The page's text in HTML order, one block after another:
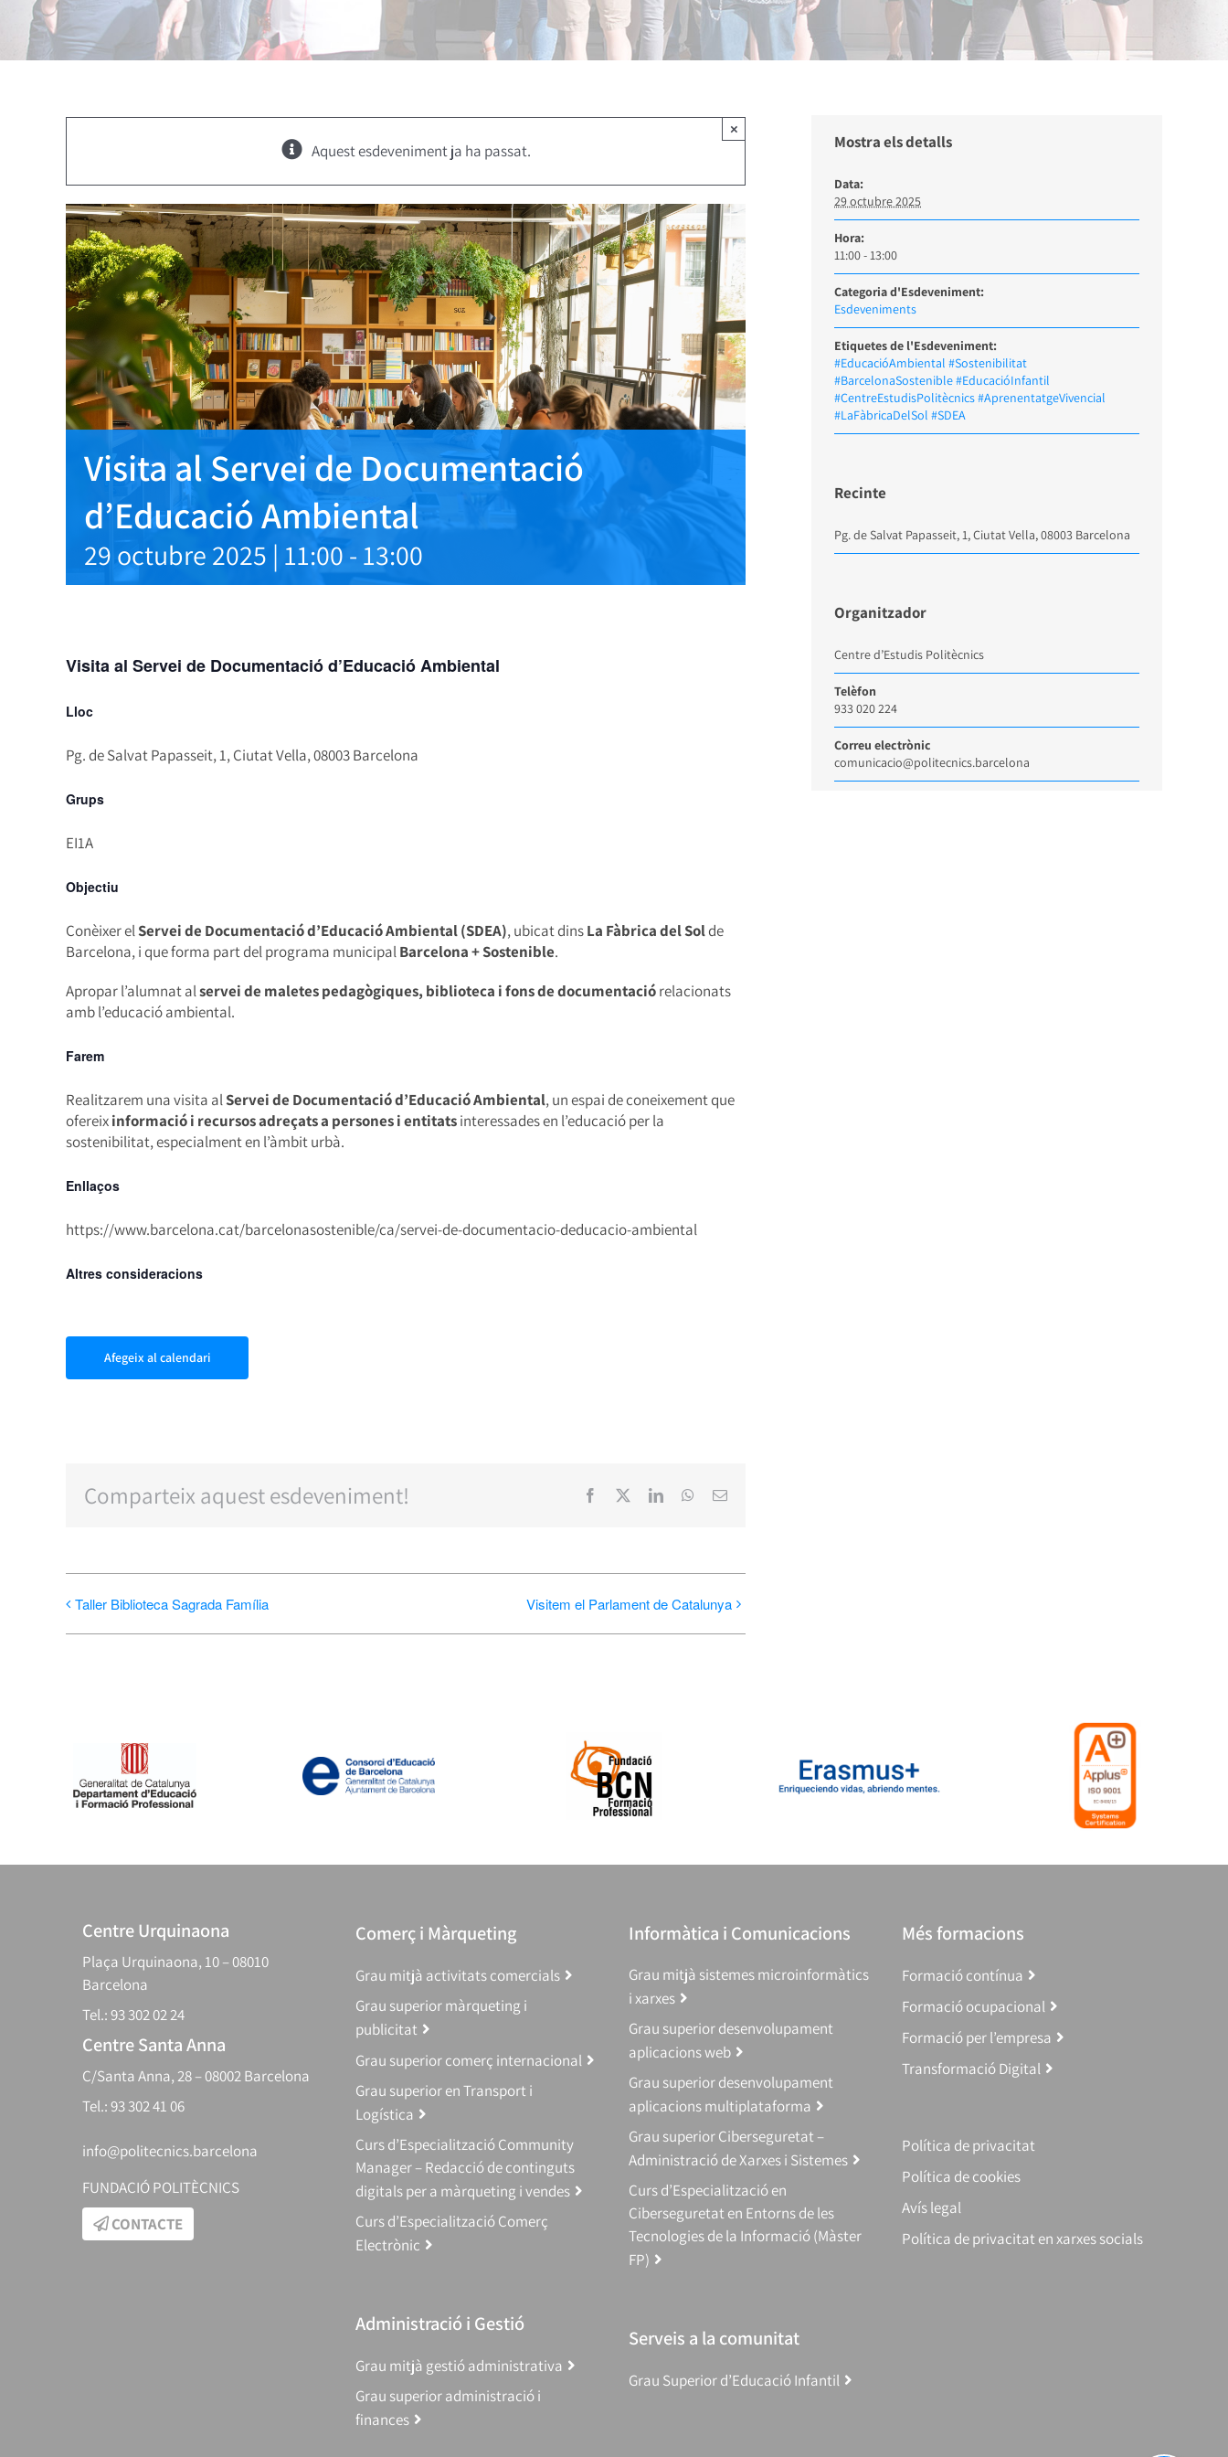
Aquest esdeveniment ja ha passat.
×
Visita al Servei de Documentació
d’Educació Ambiental
29 octubre 2025 | 11:00- 13:00
Visita al Servei de Documentació d’Educació Ambiental
Lloc
Pg. de Salvat Papasseit, 1, Ciutat Vella, 08003 Barcelona
Grups
EI1A
Objectiu
Conèixer elServei de Documentació d’Educació Ambiental (SDEA), ubicat dinsLa Fàbrica del Solde
Barcelona, i que forma part del programa municipalBarcelona + Sostenible.
Apropar l’alumnat alservei de maletes pedagògiques, biblioteca i fons de documentaciórelacionats
amb l’educació ambiental.
Farem
Realitzarem una visita alServei de Documentació d’Educació Ambiental, un espai de coneixement que
ofereixinformació i recursos adreçats a persones i entitatsinteressades en l’educació per la
sostenibilitat, especialment en l’àmbit urbà.
Enllaços
https://www.barcelona.cat/barcelonasostenible/ca/servei-de-documentacio-deducacio-ambiental
Altres consideracions
Afegeix al calendari
Comparteix aquest esdeveniment! Facebook LinkedInWhatsApp
Email:
Taller Biblioteca Sagrada Família Visitem el Parlament de Catalunya
Mostra els detalls
Data:
29 octubre 2025
Hora:
11:00 - 13:00
Categoria d'Esdeveniment:
Esdeveniments
Etiquetes de l'Esdeveniment:
#EducacióAmbiental #Sostenibilitat
#BarcelonaSostenible #EducacióInfantil
#CentreEstudisPolitècnics #AprenentatgeVivencial
#LaFàbricaDelSol #SDEA
Recinte
Pg. de Salvat Papasseit, 1, Ciutat Vella, 08003 Barcelona
Organitzador
Centre d’Estudis Politècnics
Telèfon
933 020 224
Correu electrònic
comunicacio@politecnics.barcelona
Centre Urquinaona
Plaça Urquinaona, 10 – 08010
Barcelona
Tel.: 93 302 02 24
Centre Santa Anna
C/Santa Anna, 28 – 08002 Barcelona
Tel.: 93 302 41 06
info@politecnics.barcelona
FUNDACIÓ POLITÈCNICS
CONTACTE
Comerç i Màrqueting
Grau mitjà activitats comercials
Grau superior màrqueting i
publicitat
Grau superior comerç internacional
Grau superior en Transport i
Logística
Curs d’Especialització Community
Manager – Redacció de continguts
digitals per a màrqueting i vendes
Curs d’Especialització Comerç
Electrònic
Administració i Gestió
Grau mitjà gestió administrativa
Grau superior administració i
finances
Informàtica i Comunicacions
Grau mitjà sistemes microinformàtics
i xarxes
Grau superior desenvolupament
aplicacions web
Grau superior desenvolupament
aplicacions multiplataforma
Grau superior Ciberseguretat –
Administració de Xarxes i Sistemes
Curs d’Especialització en
Ciberseguretat en Entorns de les
Tecnologies de la Informació (Màster
FP)
Serveis a la comunitat
Grau Superior d’Educació Infantil
Més formacions
Formació contínua
Formació ocupacional
Formació per l’empresa
Transformació Digital
Política de privacitat
Política de cookies
Avís legal
Política de privacitat en xarxes socials